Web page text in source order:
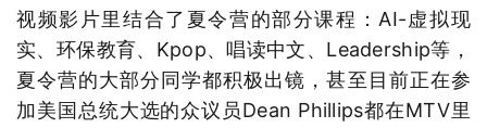
视频影片里结合了夏令营的部分课程：AI-虚拟现
实、环保教育、Kpop、唱读中文、Leadership等，
夏令营的大部分同学都积极出镜，甚至目前正在参
加美国总统大选的众议员Dean Phillips都在MTV里